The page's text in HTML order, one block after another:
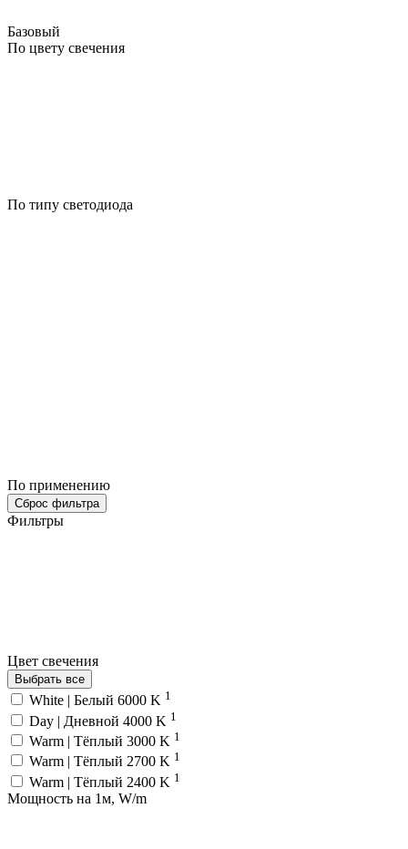
Базовый
По цвету свечения
По типу светодиода
По применению
Сброс фильтра
Фильтры
Цвет свечения
Выбрать все
White | Белый 6000 K 1
Day | Дневной 4000 K 1
Warm | Тёплый 3000 K 1
Warm | Тёплый 2700 K 1
Warm | Тёплый 2400 K 1
Мощность на 1м, W/m